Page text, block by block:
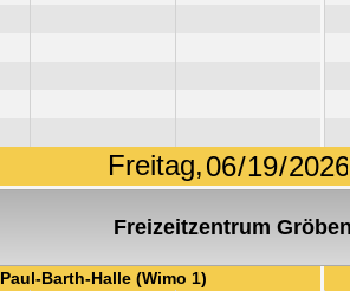
Freitag,
Freizeitzentrum
Paul-Barth-Halle (Wimo 1)